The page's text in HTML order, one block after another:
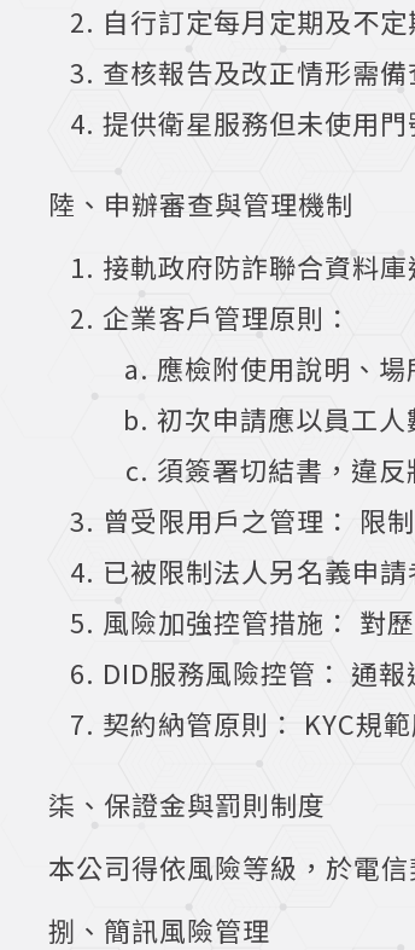
自行訂定每月定期及不
查核報告及改正情形需
提供衛星服務但未使用
陸、申辦審查與管理機制
接軌政府防詐聯合資料
企業客戶管理原則：
應檢附使用說明、場
初次申請應以員工
須簽署切結書，違反
曾受限用戶之管理： 限
已被限制法人另名義申
風險加強控管措施： 對
DID服務風險控管： 通
契約納管原則： KYC規
柒、保證金與罰則制度
本公司得依風險等級，於電
捌、簡訊風險管理